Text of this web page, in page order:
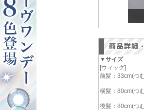
▼サイズ
[ウィッグ]
前髪：33cm(つ
横髪：80cm(つ
後髪：80cm(つ